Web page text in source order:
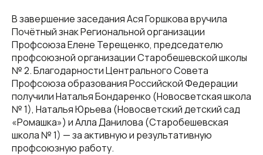
В завершение заседания Ася Горшкова вручила
Почётный знак Региональной организации
Профсоюза Елене Терещенко, председателю
профсоюзной организации Старобешевской школы
№ 2. Благодарности Центрального Совета
Профсоюза образования Российской Федерации
получили Наталья Бондаренко (Новосветская школа
№ 1), Наталья Юрьева (Новосветский детский сад
«Ромашка») и Алла Данилова (Старобешевская
школа № 1) — за активную и результативную
профсоюзную работу.